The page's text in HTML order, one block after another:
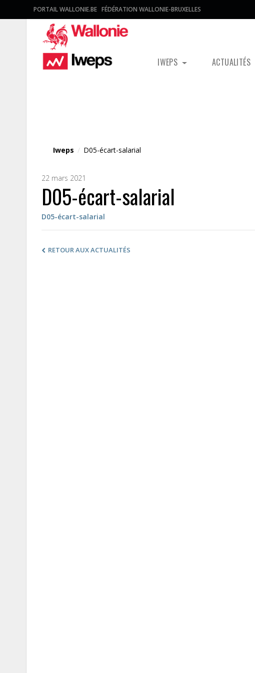
PORTAIL WALLONIE.BE FÉDÉRATION WALLONIE-BRUXELLES
IWEPS ACTUALITÉS
Iweps / D05-écart-salarial
22 mars 2021
D05-écart-salarial
D05-écart-salarial
RETOUR AUX ACTUALITÉS